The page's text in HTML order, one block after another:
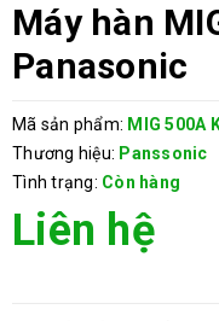
Máy hàn
Panasonic
Mã sản phẩm: MIG 500A
Thương hiệu: Panssonic
Tình trạng: Còn hàng
Liên hệ